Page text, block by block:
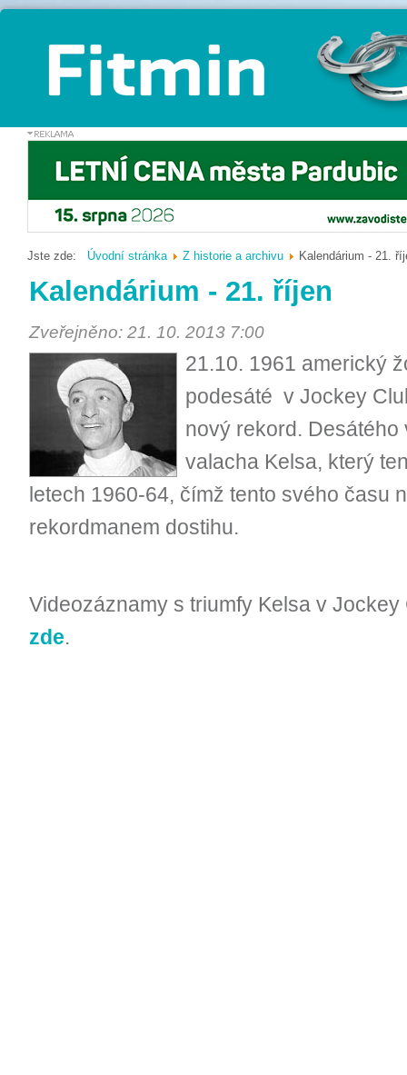
Jste zde: Úvodní stránka Z historie a archivu Kalendárium - 21.
Kalendárium - 21. říjen
Zveřejněno: 21. 10. 2013 7:00
21.10. 1961 americký
podesáté v Jockey
nový rekord.
valacha Kelsa, který
letech 1960-64, čímž tento svého času
rekordmanem dostihu.
Videozáznamy s triumfy Kelsa v
zde.